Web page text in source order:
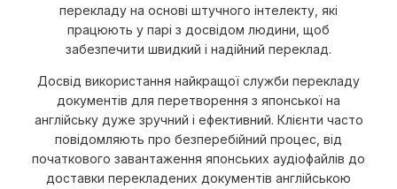
перекладу на основі штучного інтелекту, які
працюють у парі з досвідом людини, щоб
забезпечити швидкий і надійний переклад.
Досвід використання найкращої служби перекладу
документів для перетворення з японської на
англійську дуже зручний і ефективний. Клієнти часто
повідомляють про безперебійний процес, від
початкового завантаження японських аудіофайлів до
доставки перекладених документів англійською